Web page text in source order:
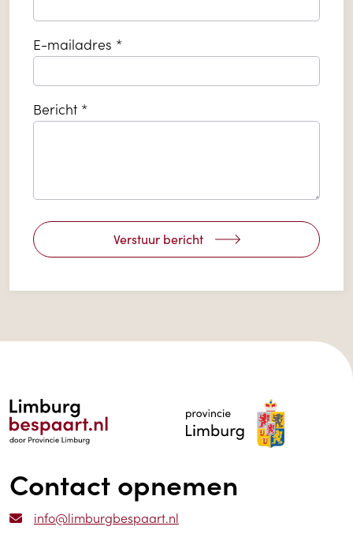
E-mailadres *
Bericht *
Bedrijfsnaam
Verstuur bericht
Contact opnemen
info@limburgbespaart.nl